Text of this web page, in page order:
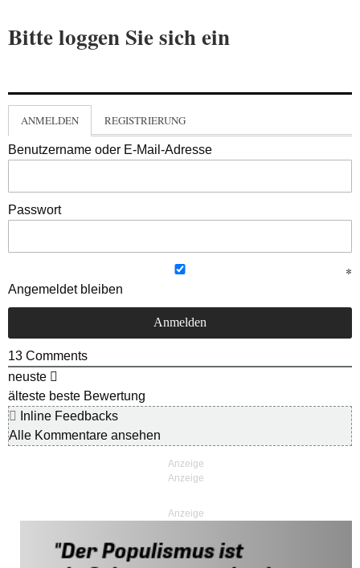
Bitte loggen Sie sich ein
ANMELDEN REGISTRIERUNG
Benutzername oder E-Mail-Adresse
Passwort
Angemeldet bleiben
13 Comments
neuste
älteste beste Bewertung
Inline Feedbacks
Alle Kommentare ansehen
Anzeige